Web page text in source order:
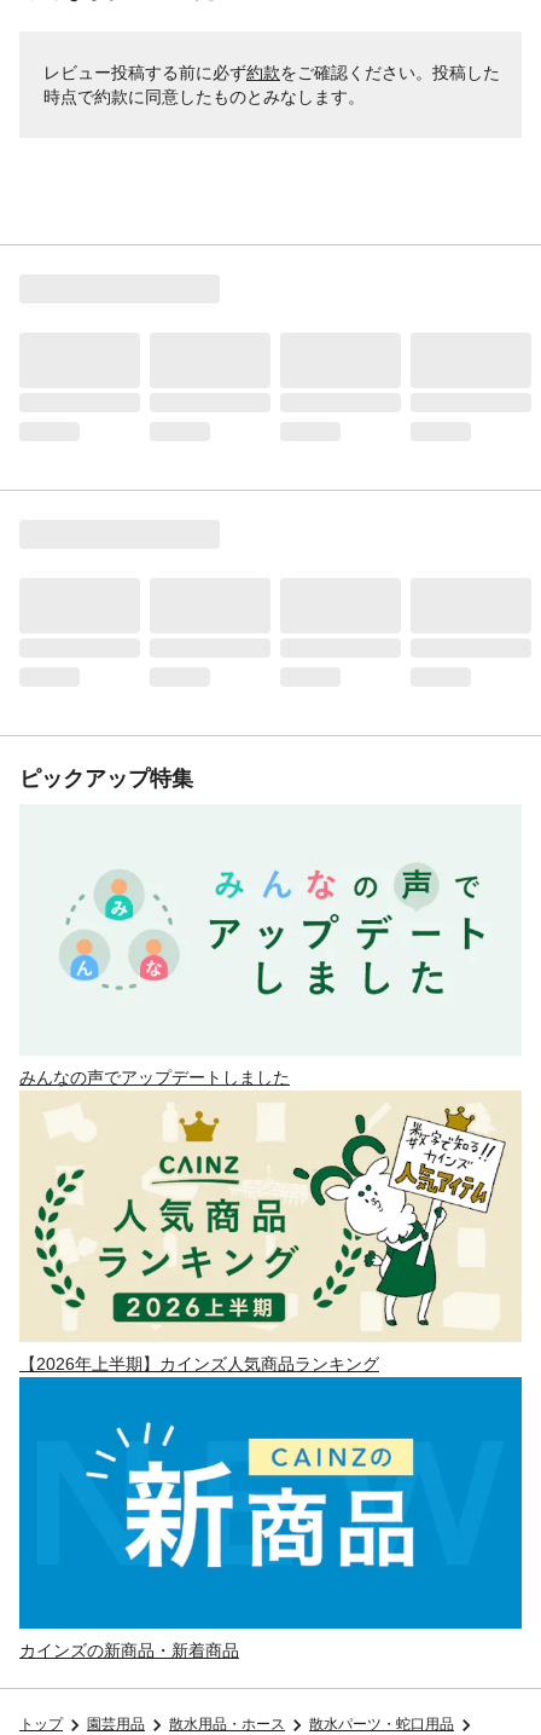
レビュー投稿する前に必ず約款をご確認ください。投稿した
時点で約款に同意したものとみなします。
ピックアップ特集
みんなの声でアップデートしました
【2026年上半期】カインズ人気商品ランキング
カインズの新商品・新着商品
トップ 園芸用品 散水用品・ホース
散水パーツ・蛇口用品